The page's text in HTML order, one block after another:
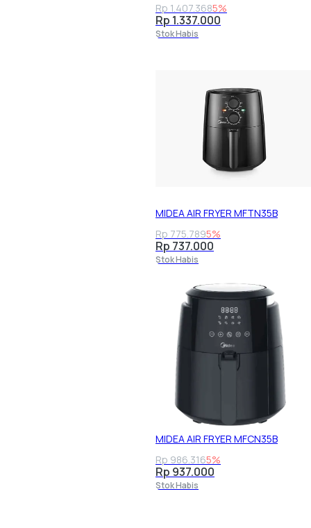
Rp 1.407.3685%
Rp 1.337.000
Stok Habis
MIDEA AIR FRYER MFTN35B
Rp 775.7895%
Rp 737.000
Stok Habis
MIDEA AIR FRYER MFCN35B
Rp 986.3165%
Rp 937.000
Stok Habis